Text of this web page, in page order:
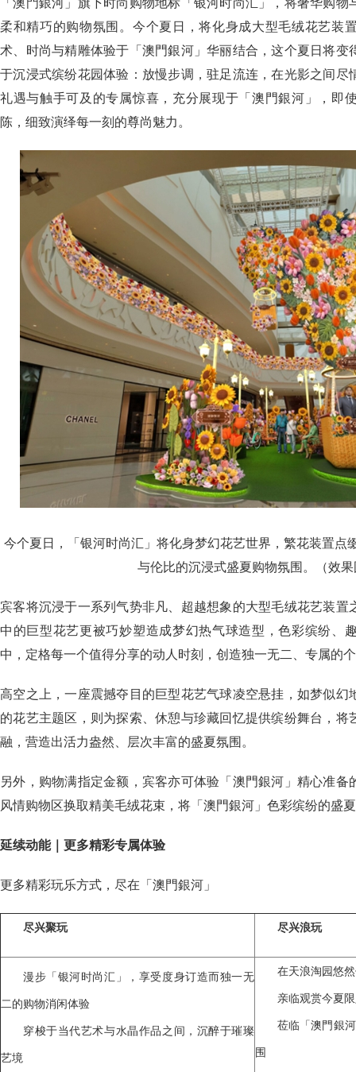
「澳門銀河」旗下时尚购物地标「银河时尚汇」，将奢华购
柔和精巧的购物氛围。今个夏日，将化身成大型毛绒花艺装
术、时尚与精雕体验于「澳門銀河」华丽结合，这个夏日将变
于沉浸式缤纷花园体验：放慢步调，驻足流连，在光影之间尽
礼遇与触手可及的专属惊喜，充分展现于「澳門銀河」，即
陈，细致演绎每一刻的尊尚魅力。
今个夏日，「银河时尚汇」将化身梦幻花艺世界，繁花装置点
与伦比的沉浸式盛夏购物氛围。（效
宾客将沉浸于一系列气势非凡、超越想象的大型毛绒花艺装置
中的巨型花艺更被巧妙塑造成梦幻热气球造型，色彩缤纷、
中，定格每一个值得分享的动人时刻，创造独一无二、专属的
高空之上，一座震撼夺目的巨型花艺气球凌空悬挂，如梦似幻
的花艺主题区，则为探索、休憩与珍藏回忆提供缤纷舞台，将
融，营造出活力盎然、层次丰富的盛夏氛围。
另外，购物满指定金额，宾客亦可体验「澳門銀河」精心准备
风情购物区换取精美毛绒花束，将「澳門銀河」色彩缤纷的盛
延续动能｜更多精彩专属体验
更多精彩玩乐方式，尽在「澳門銀河」
尽兴聚玩 尽兴浪玩
漫步「银河时尚汇」，享受度身订造而独一无
二的购物消闲体验
穿梭于当代艺术与水晶作品之间，沉醉于璀璨
艺境
在天浪淘园悠
亲临观赏今夏
莅临「澳門銀
围